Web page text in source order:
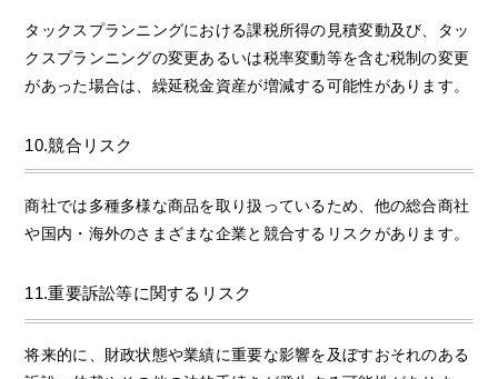
タックスプランニングにおける課税所得の見積変動及び、タッ
クスプランニングの変更あるいは税率変動等を含む税制の変更
があった場合は、繰延税金資産が増減する可能性があります。
10.競合リスク
商社では多種多様な商品を取り扱っているため、他の総合商社
や国内・海外のさまざまな企業と競合するリスクがあります。
11.重要訴訟等に関するリスク
将来的に、財政状態や業績に重要な影響を及ぼすおそれのある